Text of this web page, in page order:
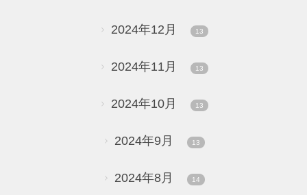
2024年12月 13
2024年11月 13
2024年10月 13
2024年9月 13
2024年8月 14